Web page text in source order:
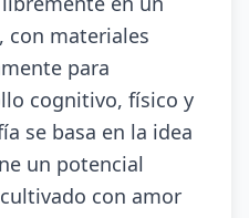
con materiales
para
cognitivo, físico y
se basa en la idea
un potencial
con amor